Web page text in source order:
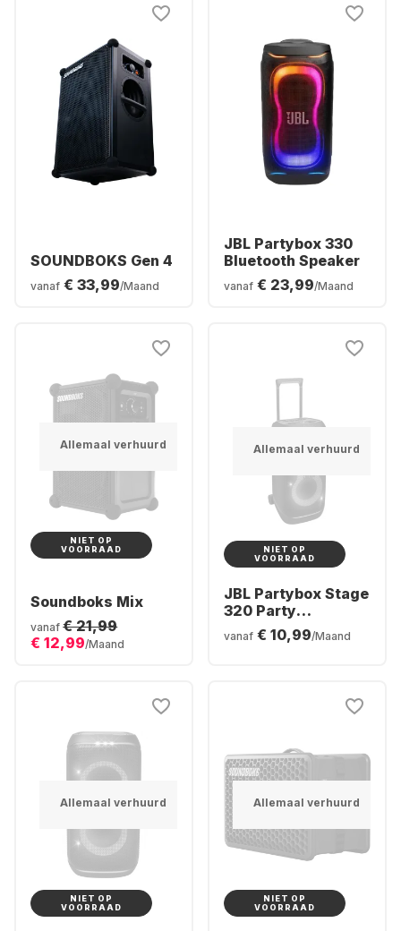
SOUNDBOKS Gen 4
vanaf € 33,99/Maand
JBL Partybox 330
Bluetooth Speaker
vanaf € 23,99/Maand
Allemaal verhuurd
NIET OP
VOORRAAD
Soundboks Mix
vanaf € 21,99
€ 12,99/Maand
Allemaal verhuurd
NIET OP
VOORRAAD
JBL Partybox Stage
320 Party
Bluetooth Speaker
vanaf € 10,99/Maand
Allemaal verhuurd
NIET OP
VOORRAAD
Allemaal verhuurd
NIET OP
VOORRAAD